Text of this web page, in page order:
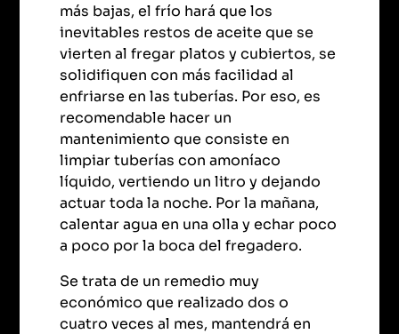
más bajas, el frío hará que los
inevitables restos de aceite que se
vierten al fregar platos y cubiertos, se
solidifiquen con más facilidad al
enfriarse en las tuberías. Por eso, es
recomendable hacer un
mantenimiento que consiste en
limpiar tuberías con amoníaco
líquido, vertiendo un litro y dejando
actuar toda la noche. Por la mañana,
calentar agua en una olla y echar poco
a poco por la boca del fregadero.
Se trata de un remedio muy
económico que realizado dos o
cuatro veces al mes, mantendrá en